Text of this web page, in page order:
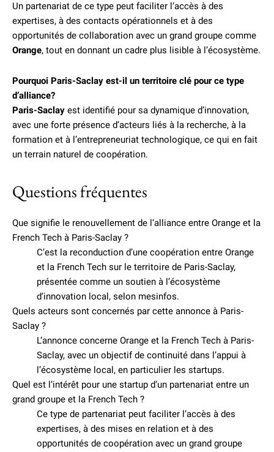
Un partenariat de ce type peut faciliter l’accès à des
expertises, à des contacts opérationnels et à des
opportunités de collaboration avec un grand groupe comme
Orange, tout en donnant un cadre plus lisible à l’écosystème.
Pourquoi Paris-Saclay est-il un territoire clé pour ce type
d’alliance?
Paris-Saclay est identifié pour sa dynamique d’innovation,
avec une forte présence d’acteurs liés à la recherche, à la
formation et à l’entrepreneuriat technologique, ce qui en fait
un terrain naturel de coopération.
Questions fréquentes
Que signifie le renouvellement de l’alliance entre Orange et la
French Tech à Paris-Saclay ?
C’est la reconduction d’une coopération entre Orange
et la French Tech sur le territoire de Paris-Saclay,
présentée comme un soutien à l’écosystème
d’innovation local, selon mesinfos.
Quels acteurs sont concernés par cette annonce à Paris-
Saclay ?
L’annonce concerne Orange et la French Tech à Paris-
Saclay, avec un objectif de continuité dans l’appui à
l’écosystème local, en particulier les startups.
Quel est l’intérêt pour une startup d’un partenariat entre un
grand groupe et la French Tech ?
Ce type de partenariat peut faciliter l’accès à des
expertises, à des mises en relation et à des
opportunités de coopération avec un grand groupe